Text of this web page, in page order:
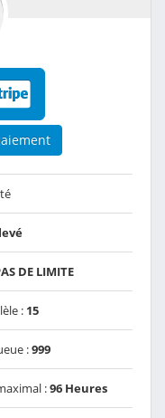
DE LIMITE
: 15
:999
:96 Heures